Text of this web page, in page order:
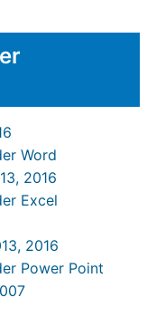
Word
2016
Excel
2016
Power Point